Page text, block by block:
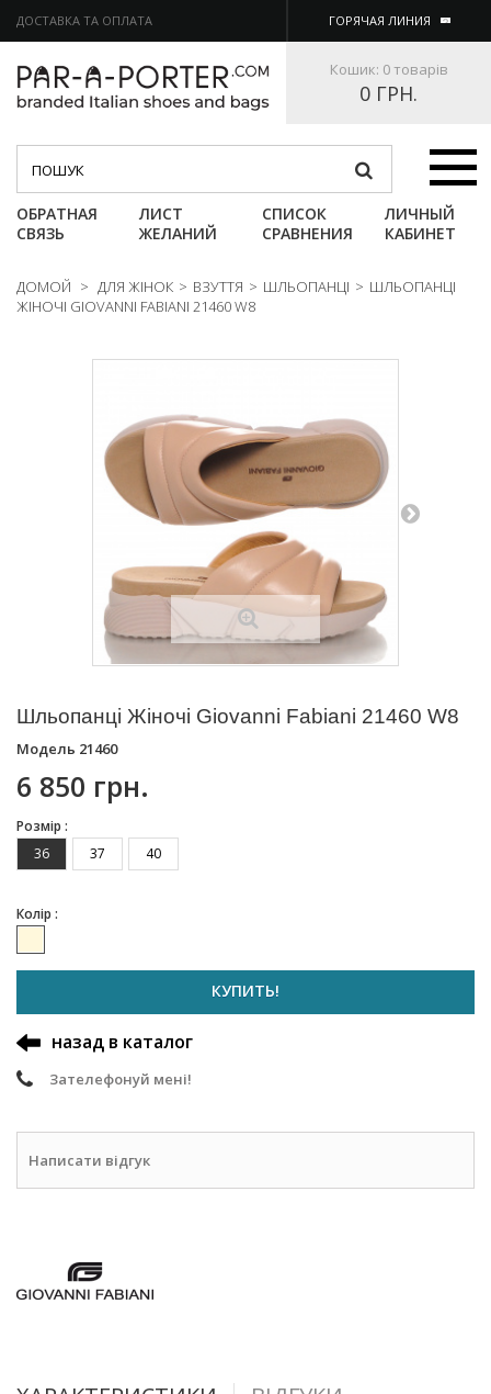
ДОСТАВКА ТА ОПЛАТА ГОРЯЧАЯ ЛИНИЯ
Кошик: 0 товарів
0 ГРН.
Категории
ОБРАТНАЯ
СВЯЗЬ
ЛИСТ
ЖЕЛАНИЙ
СПИСОК
СРАВНЕНИЯ
ЛИЧНЫЙ
КАБИНЕТ
ДОМОЙ > ДЛЯ ЖІНОК > ВЗУТТЯ > ШЛЬОПАНЦІ > ШЛЬОПАНЦІ
ЖІНОЧІ GIOVANNI FABIANI 21460 W8
Шльопанці Жіночі Giovanni Fabiani 21460 W8
Модель 21460
6 850 грн.
Розмір :
36
37 40
Колір :
КУПИТЬ!
назад в каталог
Зателефонуй мені!
Написати відгук